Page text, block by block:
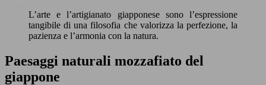
L’arte e l’artigianato giapponese sono l’espressione
tangibile di una filosofia che valorizza la perfezione, la
pazienza e l’armonia con la natura.
Paesaggi naturali mozzafiato del
giappone